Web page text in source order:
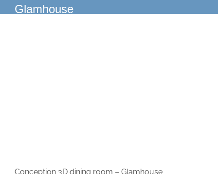
Glamhouse
Conception 3D dining room – Glamhouse